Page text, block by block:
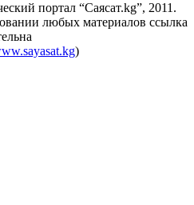
портал “Саясат.kg”, 2011.
любых материалов ссылка
)